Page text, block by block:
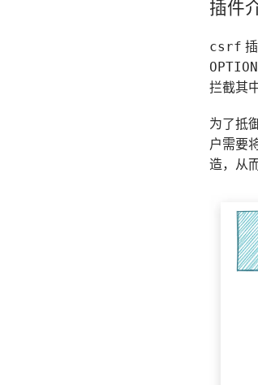
插件
csrf
拦截其
为了抵
户需要
造，从